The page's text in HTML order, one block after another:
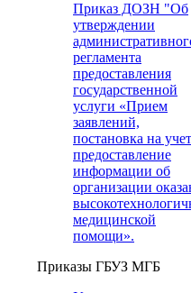
Приказ ДОЗН "Об
утверждении
регламента
предоставления
государственной
услуги «Прием
заявлений,
постановка на
предоставление
информации об
организации
медицинской
помощи».
Приказы ГБУЗ МГБ